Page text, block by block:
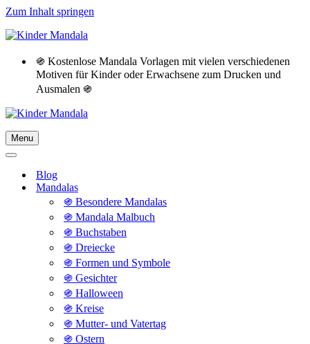
Zum Inhalt springen
֍ Kostenlose Mandala Vorlagen mit vielen verschiedenen
Motiven für Kinder oder Erwachsene zum Drucken und
Ausmalen ֍
Menu
Navigationsmenü
Navigationsmenü
Blog
Mandalas
֍ Besondere Mandalas
֍ Mandala Malbuch
֍ Buchstaben
֍ Dreiecke
֍ Formen und Symbole
֍ Gesichter
֍ Halloween
֍ Kreise
֍ Mutter- und Vatertag
֍ Ostern